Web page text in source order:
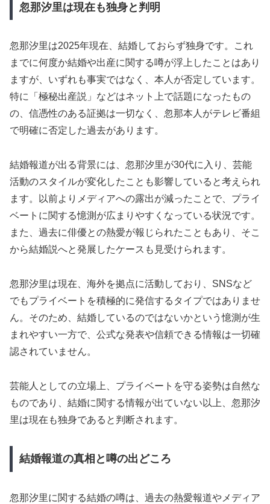
忽那汐里は現在も独身と判明
忽那汐里は2025年現在、結婚しておらず独身です。これ
までに何度か結婚や出産に関する噂が浮上したことはあり
ますが、いずれも事実ではなく、本人が否定しています。
特に「極秘出産説」などはネット上で話題になったもの
の、信憑性のある証拠は一切なく、忽那本人がテレビ番組
で明確に否定した過去があります。
結婚報道が出る背景には、忽那汐里が30代に入り、芸能
活動のスタイルが変化したことも影響していると考えられ
ます。以前よりメディアへの露出が減ったことで、プライ
ベートに関する憶測が広まりやすくなっている状況です。
また、過去に俳優との熱愛が報じられたこともあり、そこ
から結婚説へと発展したケースも見受けられます。
忽那汐里は現在、海外を拠点に活動しており、SNSなど
でもプライベートを積極的に発信するタイプではありませ
ん。そのため、結婚しているのではないかという憶測が生
まれやすい一方で、公式な発表や信頼できる情報は一切確
認されていません。
芸能人としての立場上、プライベートを守る姿勢は自然な
ものであり、結婚に関する情報が出ていない以上、忽那汐
里は現在も独身であると判断されます。
結婚報道の真相と噂の出どころ
忽那汐里に関する結婚の噂は、過去の熱愛報道やメディア